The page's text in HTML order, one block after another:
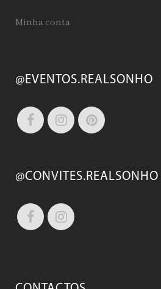
Minha conta
@EVENTOS.REALSONHO
@CONVITES.REALSONHO